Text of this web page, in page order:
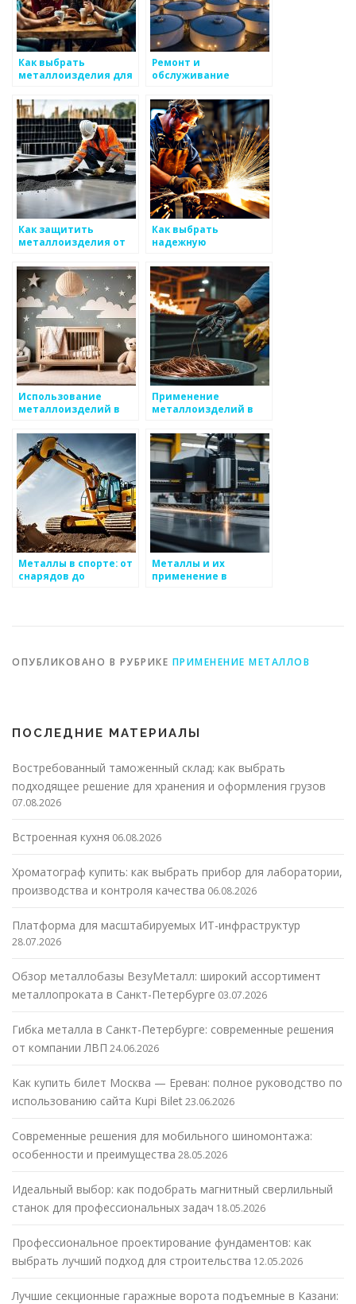
Как выбрать
металлоизделия для
Ремонт и
обслуживание
Как защитить
металлоизделия от
внешней среды
Как выбрать
надежную
мебель
Использование
металлоизделий в
Применение
металлоизделий в
Металлы в спорте: от
снарядов до
Металлы и их
применение в
ОПУБЛИКОВАНО В РУБРИКЕ ПРИМЕНЕНИЕ МЕТАЛЛОВ
ПОСЛЕДНИЕ МАТЕРИАЛЫ
Востребованный таможенный склад: как выбрать
подходящее решение для хранения и оформления грузов
07.08.2026
Встроенная кухня 06.08.2026
Хроматограф купить: как выбрать прибор для лаборатории,
производства и контроля качества 06.08.2026
Платформа для масштабируемых ИТ-инфраструктур
28.07.2026
Обзор металлобазы ВезуМеталл: широкий ассортимент
металлопроката в Санкт-Петербурге 03.07.2026
Гибка металла в Санкт-Петербурге: современные решения
от компании ЛВП 24.06.2026
Как купить билет Москва — Ереван: полное руководство по
использованию сайта Kupi Bilet23.06.2026
Современные решения для мобильного шиномонтажа:
особенности и преимущества 28.05.2026
Идеальный выбор: как подобрать магнитный сверлильный
станок для профессиональных задач 18.05.2026
Профессиональное проектирование фундаментов: как
выбрать лучший подход для строительства 12.05.2026
Лучшие секционные гаражные ворота подъемные в Казани: